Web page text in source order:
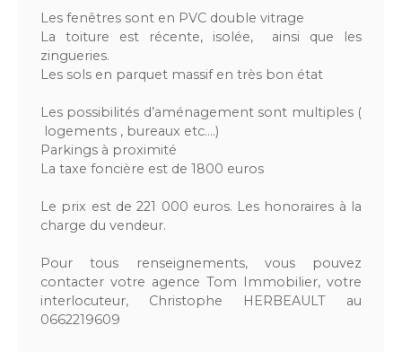
Les fenêtres sont en PVC double vitrage
La toiture est récente, isolée, ainsi que les
zingueries.
Les sols en parquet massif en très bon état
Les possibilités d’aménagement sont multiples (
logements , bureaux etc….)
Parkings à proximité
La taxe foncière est de 1800 euros
Le prix est de 221 000 euros. Les honoraires à la
charge du vendeur.
Pour tous renseignements, vous pouvez
contacter votre agence Tom Immobilier, votre
interlocuteur, Christophe HERBEAULT au
0662219609